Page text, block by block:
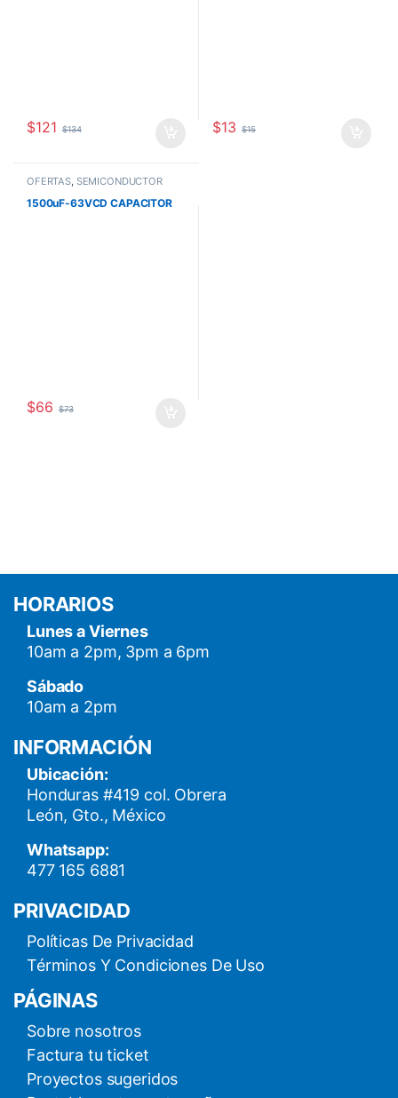
$121 $134 $13 $15
OFERTAS SEMICONDUCTOR
1500uF-63VCD CAPACITOR
$66 $73
HORARIOS
Lunes a Viernes
10am a 2pm, 3pm a 6pm
Sábado
10am a 2pm
INFORMACIÓN
Ubicación:
Honduras #419 col. Obrera
León, Gto., México
Whatsapp:
477 165 6881
PRIVACIDAD
Políticas De Privacidad
Términos Y Condiciones De Uso
PÁGINAS
Sobre nosotros
Factura tu ticket
Proyectos sugeridos